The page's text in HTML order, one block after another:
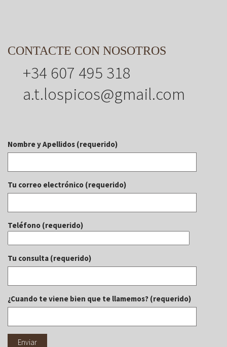
CONTACTE CON NOSOTROS
+34 607 495 318
a.t.lospicos@gmail.com
Nombre y Apellidos (requerido)
Tu correo electrónico (requerido)
Teléfono (requerido)
Tu consulta (requerido)
¿Cuando te viene bien que te llamemos? (requerido)